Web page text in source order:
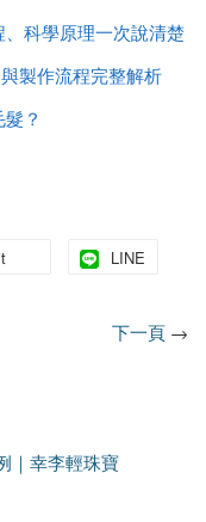
科學原理一次說清楚
製作流程完整解析
？
LINE
下一頁 →
｜幸李輕珠寶